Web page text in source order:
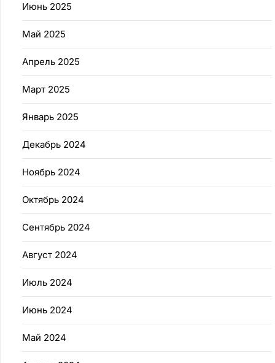
Июнь 2025
Май 2025
Апрель 2025
Март 2025
Январь 2025
Декабрь 2024
Ноябрь 2024
Октябрь 2024
Сентябрь 2024
Август 2024
Июль 2024
Июнь 2024
Май 2024